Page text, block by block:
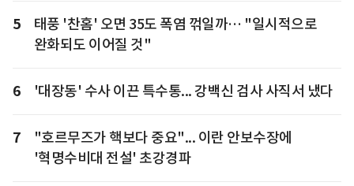
5
태풍 '찬홈' 오면 35도 폭염 꺾일까… "일시적으로
완화되도 이어질 것"
6 '대장동' 수사 이끈 특수통... 강백신 검사 사직서 냈다
7
"호르무즈가 핵보다 중요"... 이란 안보수장에
'혁명수비대 전설' 초강경파